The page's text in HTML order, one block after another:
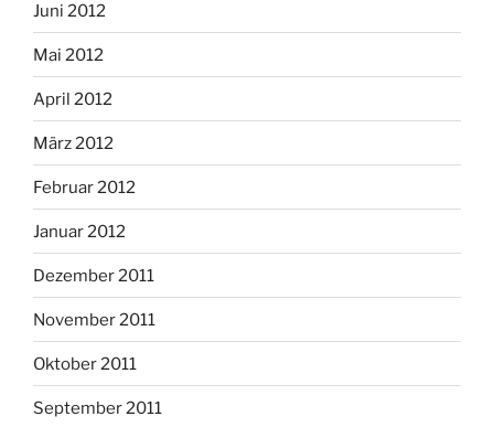
Juni 2012
Mai 2012
April 2012
März 2012
Februar 2012
Januar 2012
Dezember 2011
November 2011
Oktober 2011
September 2011